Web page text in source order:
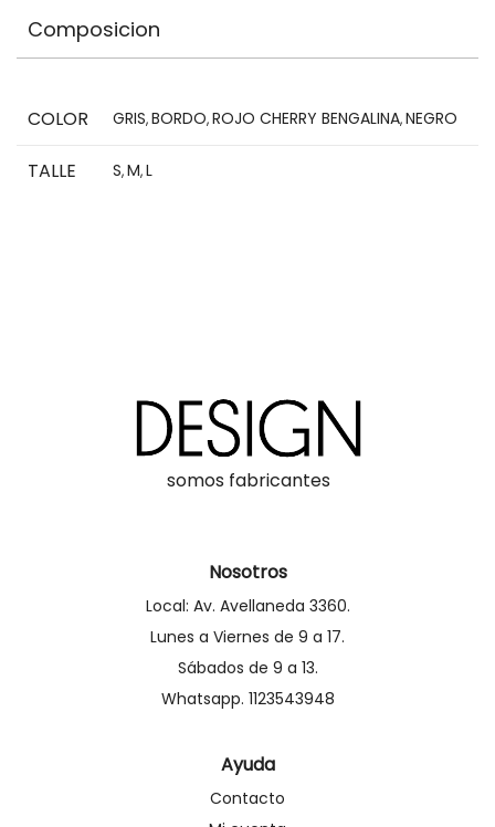
Composicion
COLOR GRIS,BORDO,ROJO CHERRY BENGALINA,NEGRO
TALLE S,M,L
somos fabricantes
Nosotros
Local: Av. Avellaneda 3360.
Lunes a Viernes de 9 a 17.
Sábados de 9 a 13.
Whatsapp. 1123543948
Ayuda
Contacto